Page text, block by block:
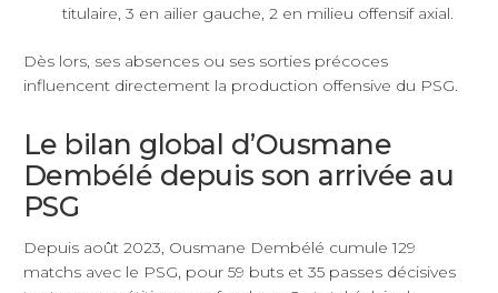
titulaire, 3 en ailier gauche, 2 en milieu offensif axial.
Dès lors, ses absences ou ses sorties précoces
influencent directement la production offensive du PSG.
Le bilan global d’Ousmane
Dembélé depuis son arrivée au
PSG
Depuis août 2023, Ousmane Dembélé cumule 129
matchs avec le PSG, pour 59 buts et 35 passes décisives